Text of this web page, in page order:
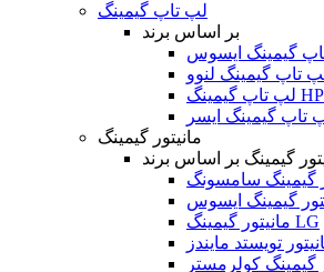
لپ تاپ گیمینگ
بر اساس برند
گیمینگ ایسوس
تاپ گیمینگ لنوو
لپ تاپ گیمینگ HP
تاپ گیمینگ ایسر
مانیتور گیمینگ
گیمینگ بر اساس برند
گیمینگ سامسونگ
گیمینگ ایسوس
مانیتور گیمینگ LG
تویستد مایندز
گیمینگ کولرمستر